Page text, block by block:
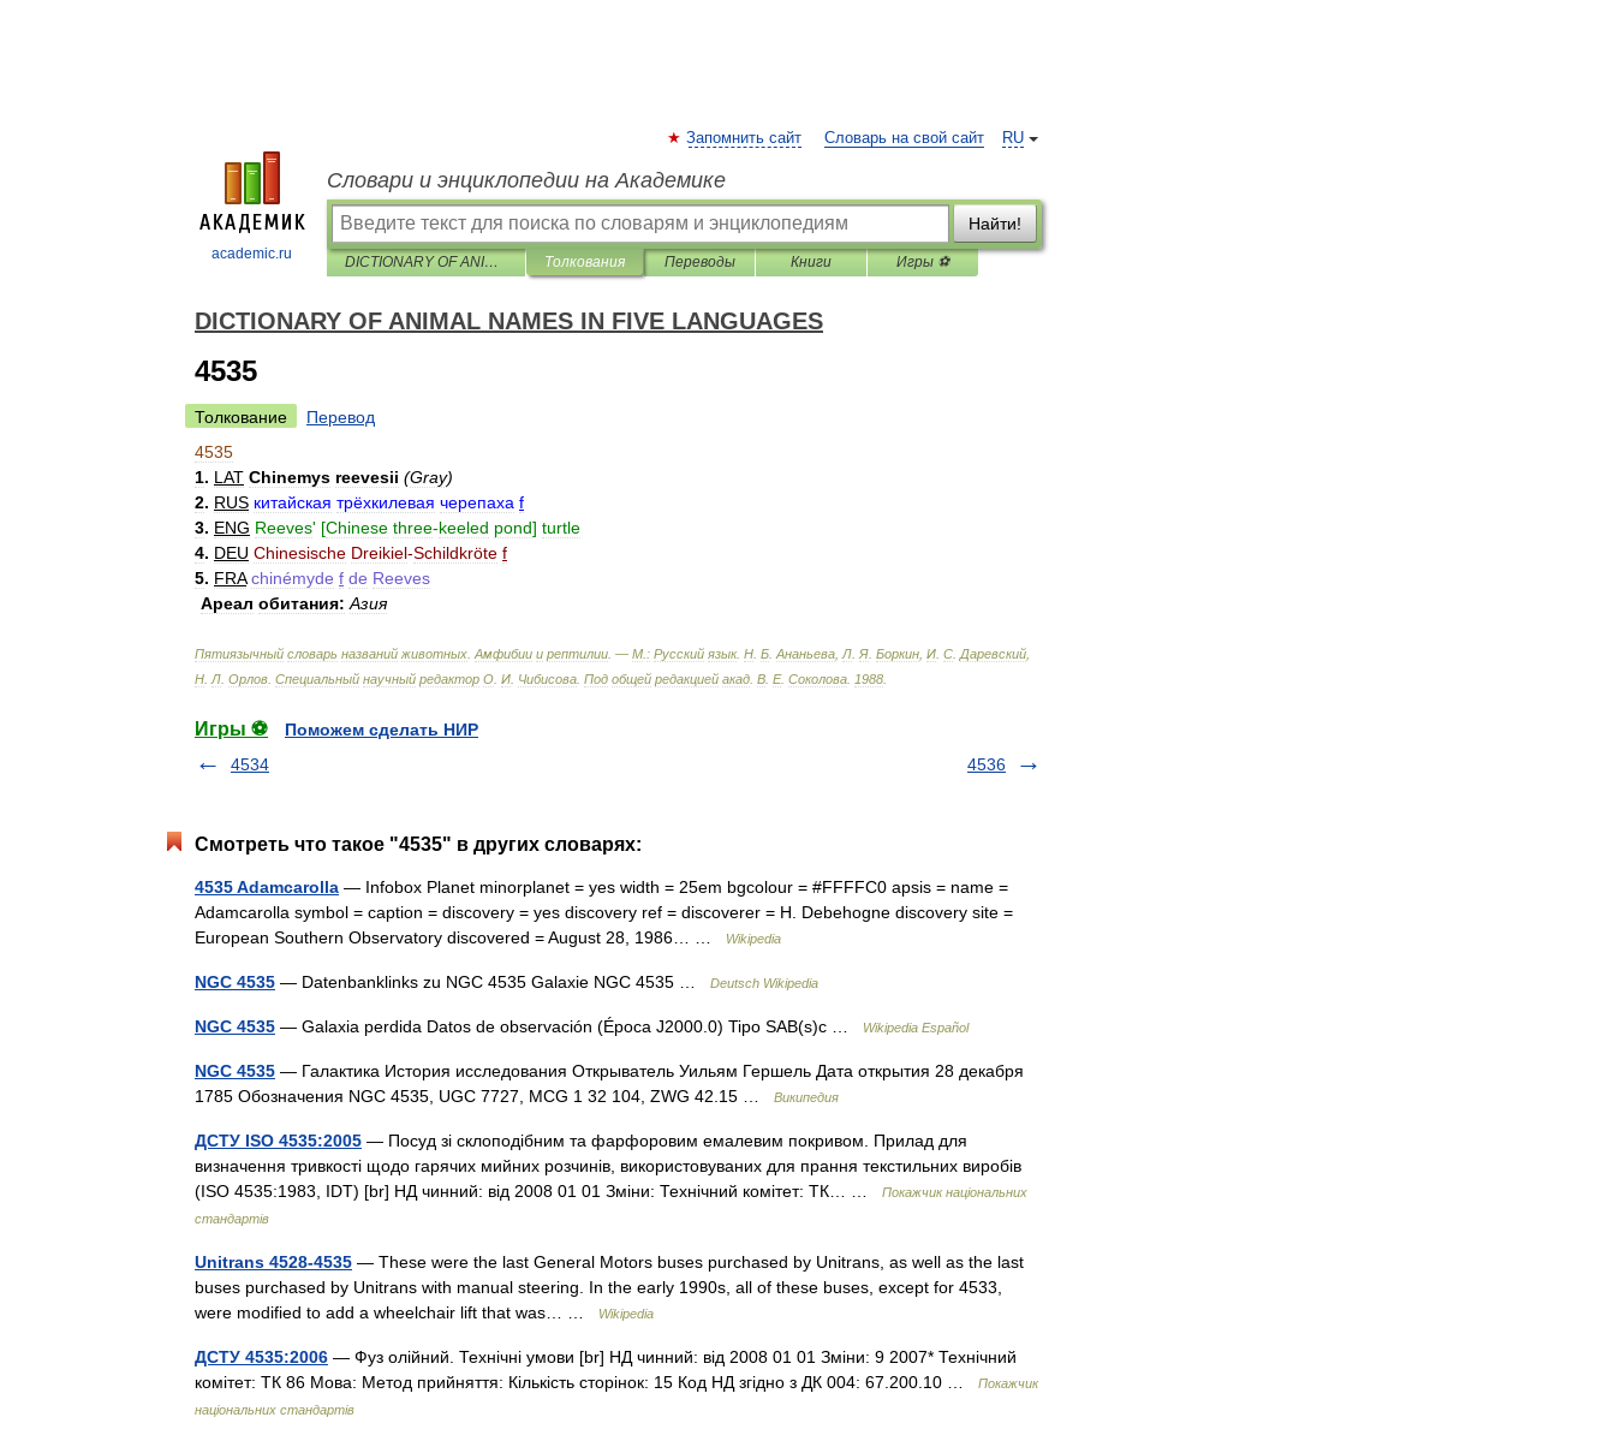
academic.ru
RU
Запомнить сайт Словарь на свой сайт
Словари и энциклопедии на Академике
Найти!
DICTIONARY OF ANIMAL NAMES IN FIVE LANGUAGES Толкования Переводы Книги Игры ⚽
DICTIONARY OF ANIMAL NAMES IN FIVE LANGUAGES
4535
Толкование
Перевод
4535
1. LAT Chinemys reevesii (Gray)
2. RUS китайская трёхкилевая черепаха f
3. ENG Reeves' [Chinese three-keeled pond] turtle
4. DEU Chinesische Dreikiel-Schildkröte f
5. FRA chinémyde f de Reeves
Ареал обитания: Азия
Пятиязычный словарь названий животных Амфибии и рептилии . — М : Русский язык. Н Б Ананьева Л Я Боркин И С Даревский
Н Л Орлов Специальный научный редактор О И Чибисова Под общей редакцией акад В Е. Соколова 1988
Игры ⚽
Поможем сделать НИР
4534
4536
Смотреть что такое "4535" в других словарях:
4535 Adamcarolla — Infobox Planet minorplanet = yes width = 25em bgcolour = #FFFFC0 apsis = name =
Adamcarolla symbol = caption = discovery = yes discovery ref = discoverer = H. Debehogne discovery site =
European Southern Observatory discovered = August 28, 1986… …
Wikipedia
NGC 4535 — Datenbanklinks zu NGC 4535 Galaxie NGC 4535 … Deutsch Wikipedia
NGC 4535 — Galaxia perdida Datos de observación (Época J2000.0) Tipo SAB(s)c … Wikipedia Español
NGC 4535 — Галактика История исследования Открыватель Уильям Гершель Дата открытия 28 декабря
1785 Обозначения NGC 4535, UGC 7727, MCG 1 32 104, ZWG 42.15 …
Википедия
ДСТУ ISO 4535:2005 — Посуд зі склоподібним та фарфоровим емалевим покривом. Прилад для
визначення тривкості щодо гарячих мийних розчинів, використовуваних для прання текстильних виробів
(ISO 4535:1983, IDT) [br] НД чинний: від 2008 01 01 Зміни: Технічний комітет: ТК… …
Покажчик національних
стандартів
Unitrans 4528-4535 — These were the last General Motors buses purchased by Unitrans, as well as the last
buses purchased by Unitrans with manual steering. In the early 1990s, all of these buses, except for 4533,
were modified to add a wheelchair lift that was… …
Wikipedia
ДСТУ 4535:2006 — Фуз олійний. Технічні умови [br] НД чинний: від 2008 01 01 Зміни: 9 2007* Технічний
комітет: ТК 86 Мова: Метод прийняття: Кількість сторінок: 15 Код НД згідно з ДК 004: 67.200.10 …
Покажчик
національних стандартів